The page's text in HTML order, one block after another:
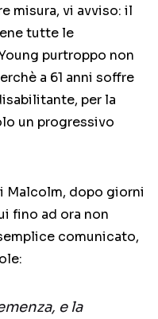
misura, vi avviso: il
tutte le
purtroppo non
a 61 anni soffre
per la
un progressivo
Malcolm, dopo giorni
fino ad ora non
comunicato,
e la